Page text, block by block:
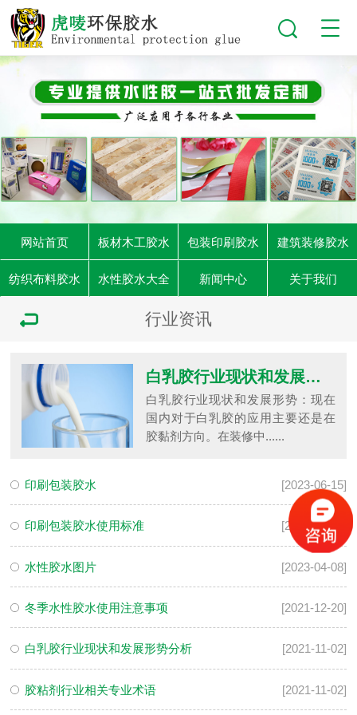
网站首页 板材木工胶水 包装印刷胶水 建筑装修胶水
纺织布料胶水 水性胶水大全 新闻中心 关于我们
行业资讯
白乳胶行业现状和发展形势分析
白乳胶行业现状和发展形势：现在
国内对于白乳胶的应用主要还是在
胶黏剂方向。在装修中......
印刷包装胶水 [2023-06-15]
印刷包装胶水使用标准 [2023-05-17]
水性胶水图片 [2023-04-08]
冬季水性胶水使用注意事项 [2021-12-20]
白乳胶行业现状和发展形势分析 [2021-11-02]
胶粘剂行业相关专业术语 [2021-11-02]